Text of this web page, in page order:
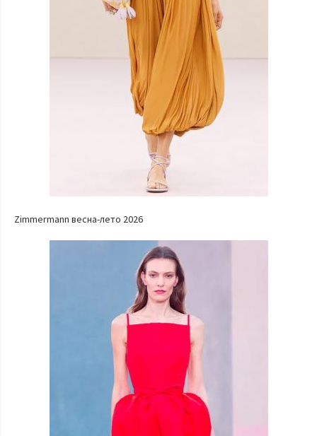
Zimmermann весна-лето 2026